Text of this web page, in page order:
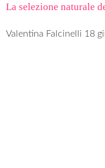
La selezione naturale
Valentina Falcinelli 18